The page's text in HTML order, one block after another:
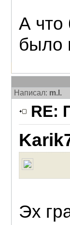
А что
было
Написал: m.l.
RE:
Эх